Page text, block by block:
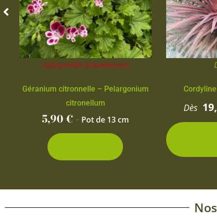
Indisponible actuellement
Géranium citronnelle – Pelargonium
citronellum
5,90€ - Pot de 13 cm
Dès